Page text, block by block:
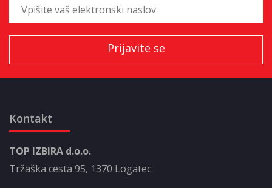
Kontakt
TOP IZBIRA d.o.o.
Tržaška cesta 95, 1370 Logatec